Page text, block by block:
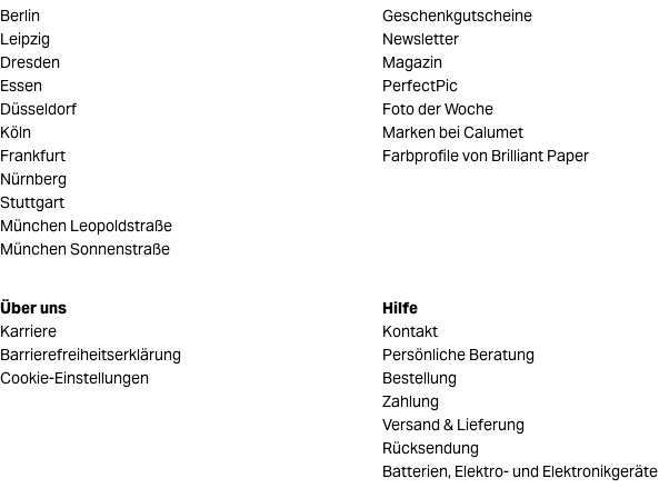
Berlin
Leipzig
Dresden
Essen
Düsseldorf
Köln
Frankfurt
Nürnberg
Stuttgart
München Leopoldstraße
München Sonnenstraße
Über uns
Karriere
Barrierefreiheitserklärung
Cookie-Einstellungen
Geschenkgutscheine
Newsletter
Magazin
PerfectPic
Foto der Woche
Marken bei Calumet
Farbprofile von Brilliant Paper
Hilfe
Kontakt
Persönliche Beratung
Bestellung
Zahlung
Versand & Lieferung
Rücksendung
Batterien, Elektro- und Elektronikgeräte